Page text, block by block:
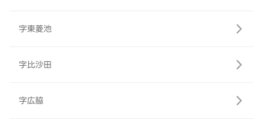
字東菱池
字比沙田
字広脇